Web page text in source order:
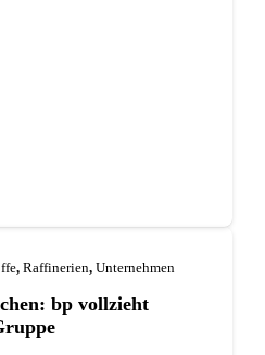
, Raffinerien, Unternehmen
bp vollzieht